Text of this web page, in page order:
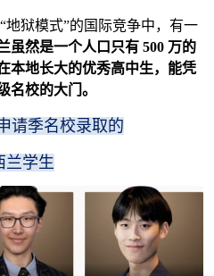
狱模式”的国际竞争中，有一
虽然是一个人口只有 500 万的
本地长大的优秀高中生，能凭
名校的大门。
请季名校录取的
兰学生